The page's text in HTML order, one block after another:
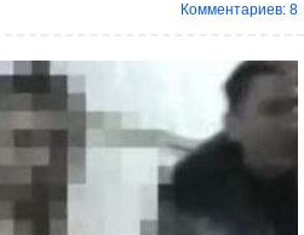
Комментариев: 8